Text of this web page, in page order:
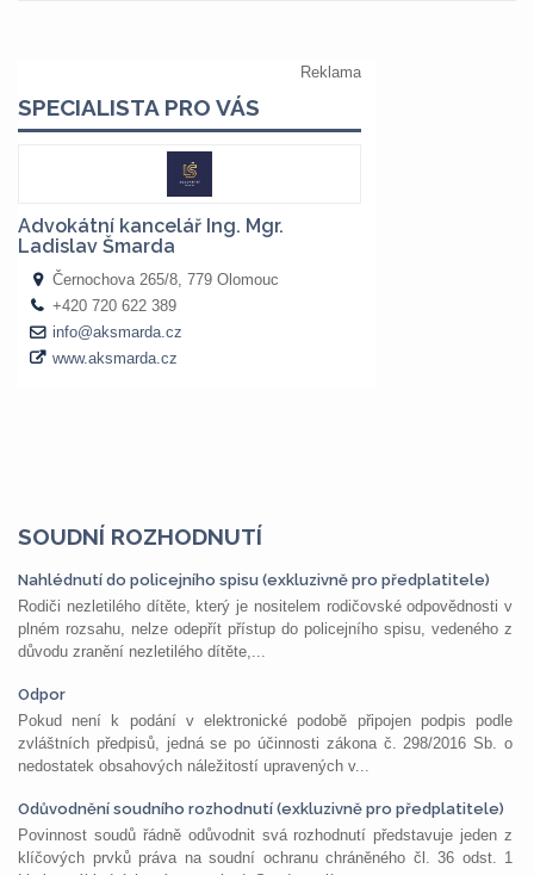
SOUDNÍ ROZHODNUTÍ
Nahlédnutí do policejního spisu (exkluzivně pro předplatitele)
Rodiči nezletilého dítěte, který je nositelem rodičovské odpovědnosti v
plném rozsahu, nelze odepřít přístup do policejního spisu, vedeného z
důvodu zranění nezletilého dítěte,...
Odpor
Pokud není k podání v elektronické podobě připojen podpis podle
zvláštních předpisů, jedná se po účinnosti zákona č. 298/2016 Sb. o
nedostatek obsahových náležitostí upravených v...
Odůvodnění soudního rozhodnutí (exkluzivně pro předplatitele)
Povinnost soudů řádně odůvodnit svá rozhodnutí představuje jeden z
klíčových prvků práva na soudní ochranu chráněného čl. 36 odst. 1